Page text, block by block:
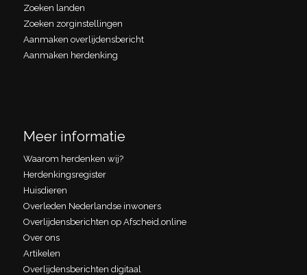
Zoeken landen
Zoeken zorginstellingen
Aanmaken overlijdensbericht
Aanmaken herdenking
Meer informatie
Waarom herdenken wij?
Herdenkingsregister
Huisdieren
Overleden Nederlandse inwoners
Overlijdensberichten op Afscheid.online
Over ons
Artikelen
Overlijdensberichten digitaal